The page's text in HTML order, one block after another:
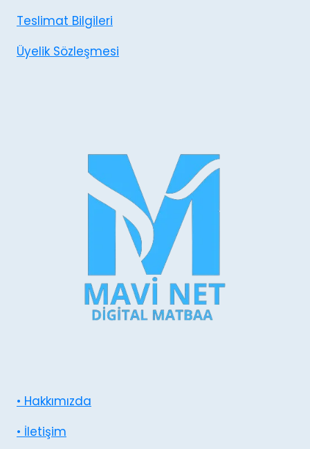
Teslimat Bilgileri
Üyelik Sözleşmesi
• Hakkımızda
• İletişim